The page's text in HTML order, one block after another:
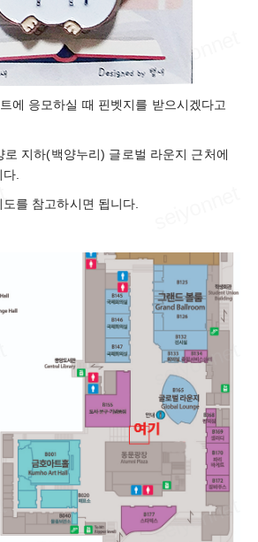
에 응모하실 때 핀벳지를 받으시겠다고
지하(백양누리) 글로벌 라운지 근처에
.
를 참고하시면 됩니다.